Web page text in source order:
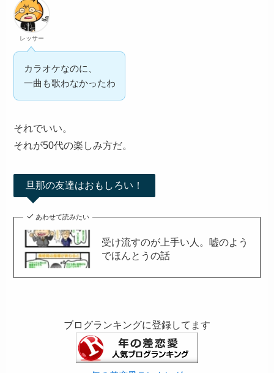
レッサー
カラオケなのに、
一曲も歌わなかったわ
それでいい。
それが50代の楽しみ方だ。
旦那の友達はおもしろい！
あわせて読みたい
受け流すのが上手い人。嘘のよう
でほんとうの話
ブログランキングに登録してます